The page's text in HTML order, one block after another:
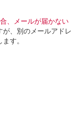
、メールが届かない
、別のメールアドレ
す。